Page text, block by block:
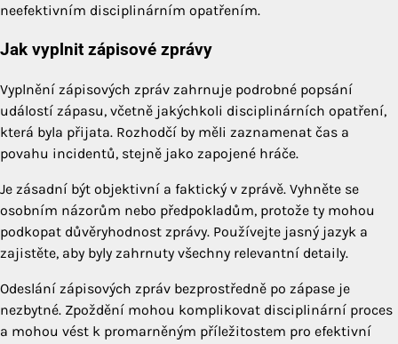
neefektivním disciplinárním opatřením.
Jak vyplnit zápisové zprávy
Vyplnění zápisových zpráv zahrnuje podrobné popsání
událostí zápasu, včetně jakýchkoli disciplinárních opatření,
která byla přijata. Rozhodčí by měli zaznamenat čas a
povahu incidentů, stejně jako zapojené hráče.
Je zásadní být objektivní a faktický v zprávě. Vyhněte se
osobním názorům nebo předpokladům, protože ty mohou
podkopat důvěryhodnost zprávy. Používejte jasný jazyk a
zajistěte, aby byly zahrnuty všechny relevantní detaily.
Odeslání zápisových zpráv bezprostředně po zápase je
nezbytné. Zpoždění mohou komplikovat disciplinární proces
a mohou vést k promarněným příležitostem pro efektivní